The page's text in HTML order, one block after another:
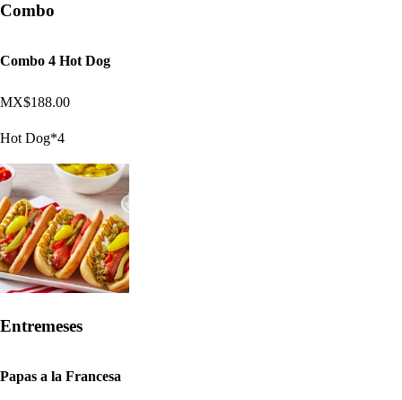
Combo
Combo 4 Hot Dog
MX$188.00
Hot Dog*4
Entremeses
Papas a la Francesa